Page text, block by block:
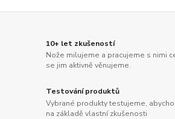
10+ let zkušeností
Nože milujeme a pracujeme s nimi
se jim aktivně věnujeme.
Testování produktů
Vybrané produkty testujeme,
na základě vlastní zkušenosti